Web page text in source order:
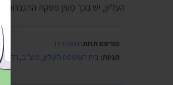
העליון, יש בכך מעין פסקת התגברות
פורסם תחת: מאמרים
תגיות: בית המשפט העליון, מיצ"ב, רחלי